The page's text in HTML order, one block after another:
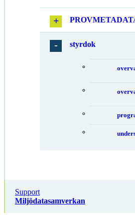
styrdok
Support
Miljödatasamverkan